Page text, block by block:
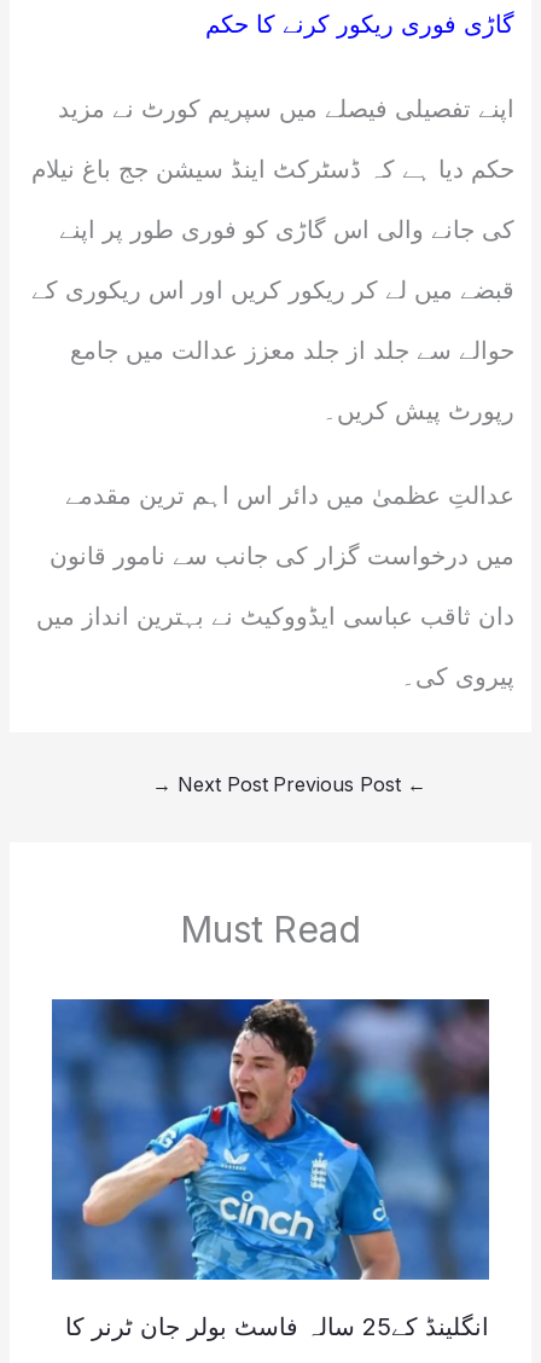
گاڑی فوری ریکور کرنے کا حکم
اپنے تفصیلی فیصلے میں سپریم کورٹ نے مزید
حکم دیا ہے کہ ڈسٹرکٹ اینڈ سیشن جج باغ نیلام
کی جانے والی اس گاڑی کو فوری طور پر اپنے
قبضے میں لے کر ریکور کریں اور اس ریکوری کے
حوالے سے جلد از جلد معزز عدالت میں جامع
رپورٹ پیش کریں۔
عدالتِ عظمیٰ میں دائر اس اہم ترین مقدمے
میں درخواست گزار کی جانب سے نامور قانون
دان ثاقب عباسی ایڈووکیٹ نے بہترین انداز میں
پیروی کی۔
←
Next Post
→
Must Read
انگلینڈ کے25 سالہ فاسٹ بولر جان ٹرنر کا